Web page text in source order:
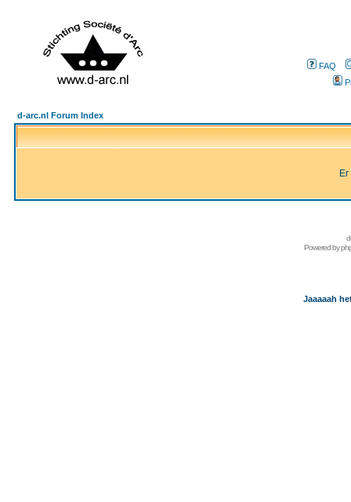
FAQ
d-arc.nl Forum Index
Powered by
Jaaaaah